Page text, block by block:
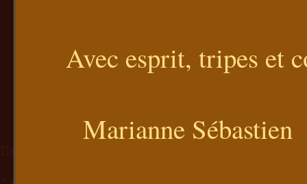
Avec esprit, tripes et
Marianne Sébastien